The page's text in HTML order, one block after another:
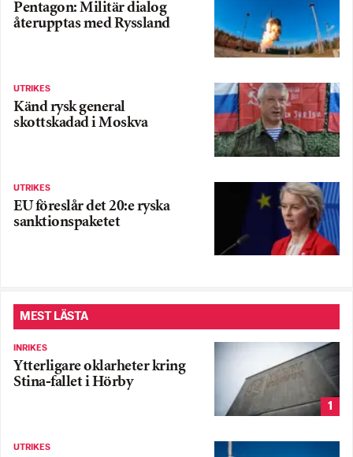
Pentagon: Militär dialog
återupptas med Ryssland
UTRIKES
Känd rysk general
skottskadad i Moskva
UTRIKES
EU föreslår det 20:e ryska
sanktionspaketet
MEST LÄSTA
INRIKES
Ytterligare oklarheter kring
Stina-fallet i Hörby
1
UTRIKES